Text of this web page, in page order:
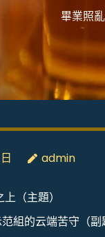
畢業照
admin
（主題）
組的云端苦守（副